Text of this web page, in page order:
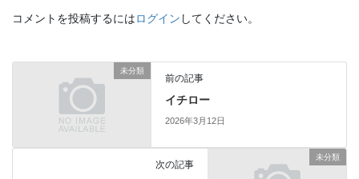
コメントを投稿するにはログイン してください。
未分類
前の記事
イチロー
2026年3月12日
未分類
次の記事